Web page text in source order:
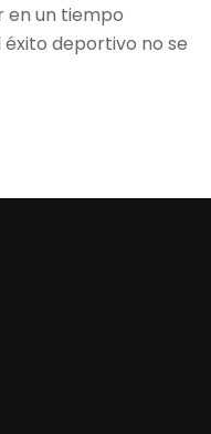
en un tiempo
deportivo no se